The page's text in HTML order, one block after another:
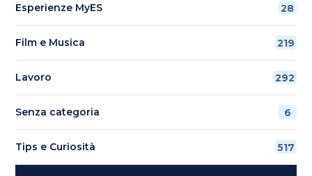
Esperienze MyES 28
Film e Musica 219
Lavoro 292
Senza categoria 6
Tips e Curiosità 517